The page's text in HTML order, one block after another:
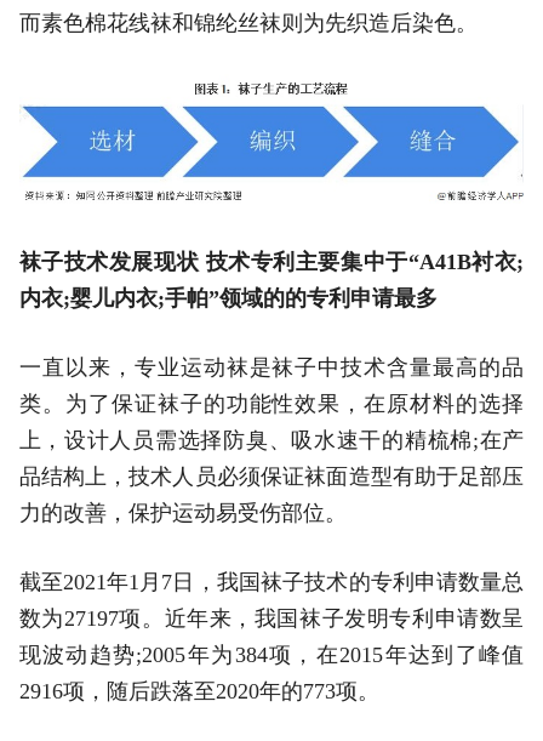
而素色棉花线袜和锦纶丝袜则为先织造后染色。
袜子技术发展现状 技术专利主要集中于“A41B衬衣;
内衣;婴儿内衣;手帕”领域的的专利申请最多
一直以来，专业运动袜是袜子中技术含量最高的品
类。为了保证袜子的功能性效果，在原材料的选择
上，设计人员需选择防臭、吸水速干的精梳棉;在产
品结构上，技术人员必须保证袜面造型有助于足部压
力的改善，保护运动易受伤部位。
截至2021年1月7日，我国袜子技术的专利申请数量总
数为27197项。近年来，我国袜子发明专利申请数呈
现波动趋势;2005年为384项，在2015年达到了峰值
2916项，随后跌落至2020年的773项。